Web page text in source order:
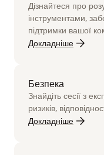
Дізнайтеся про
інструментами,
підтримки вашої
Докладніше
Безпека
Знайдіть сесії з
ризиків,
Докладніше